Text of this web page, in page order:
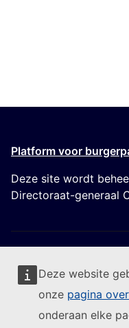
Deze website
onze pagina
onderaan elke
Platform voor
Deze site wordt
Directoraat-generaal
Volg de Europese